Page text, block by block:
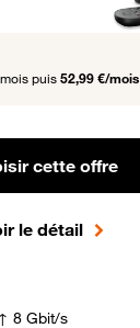
puis 52,99 €/mois
cette offre
le détail
8 Gbit/s